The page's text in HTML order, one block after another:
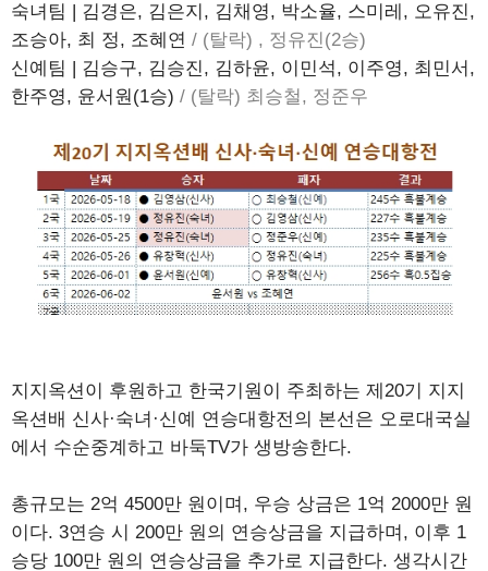
숙녀팀 | 김경은, 김은지, 김채영, 박소율, 스미레, 오유진,
조승아, 최 정, 조혜연 / (탈락) , 정유진(2승)
신예팀 | 김승구, 김승진, 김하윤, 이민석, 이주영, 최민서,
한주영, 윤서원(1승) / (탈락) 최승철, 정준우
지지옥션이 후원하고 한국기원이 주최하는 제20기 지지
옥션배 신사·숙녀·신예 연승대항전의 본선은 오로대국실
에서 수순중계하고 바둑TV가 생방송한다.
총규모는 2억 4500만 원이며, 우승 상금은 1억 2000만 원
이다. 3연승 시 200만 원의 연승상금을 지급하며, 이후 1
승당 100만 원의 연승상금을 추가로 지급한다. 생각시간